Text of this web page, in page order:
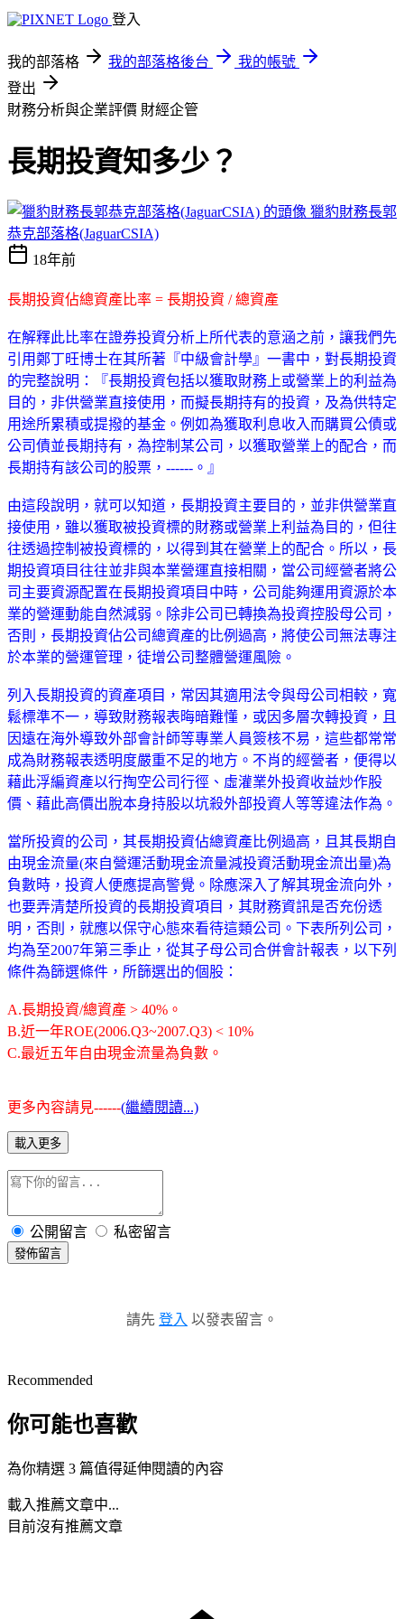
登入
我的部落格 我的部落格後台
我的帳號
登出
財務分析與企業評價 財經企管
長期投資知多少？
獵豹財務長郭
恭克部落格(JaguarCSIA)
18年前
長期投資佔總資產比率 = 長期投資 / 總資產
在解釋此比率在證券投資分析上所代表的意涵之前，讓我們先
引用鄭丁旺博士在其所著『中級會計學』一書中，對長期投資
的完整說明：『長期投資包括以獲取財務上或營業上的利益為
目的，非供營業直接使用，而擬長期持有的投資，及為供特定
用途所累積或提撥的基金。例如為獲取利息收入而購買公債或
公司債並長期持有，為控制某公司，以獲取營業上的配合，而
長期持有該公司的股票，------。』
由這段說明，就可以知道，長期投資主要目的，並非供營業直
接使用，雖以獲取被投資標的財務或營業上利益為目的，但往
往透過控制被投資標的，以得到其在營業上的配合。所以，長
期投資項目往往並非與本業營運直接相關，當公司經營者將公
司主要資源配置在長期投資項目中時，公司能夠運用資源於本
業的營運動能自然減弱。除非公司已轉換為投資控股母公司，
否則，長期投資佔公司總資產的比例過高，將使公司無法專注
於本業的營運管理，徒增公司整體營運風險。
列入長期投資的資產項目，常因其適用法令與母公司相較，寬
鬆標準不一，導致財務報表晦暗難懂，或因多層次轉投資，且
因遠在海外導致外部會計師等專業人員簽核不易，這些都常常
成為財務報表透明度嚴重不足的地方。不肖的經營者，便得以
藉此浮編資產以行掏空公司行徑、虛灌業外投資收益炒作股
價、藉此高價出脫本身持股以坑殺外部投資人等等違法作為。
當所投資的公司，其長期投資佔總資產比例過高，且其長期自
由現金流量(來自營運活動現金流量減投資活動現金流出量)為
負數時，投資人便應提高警覺。除應深入了解其現金流向外，
也要弄清楚所投資的長期投資項目，其財務資訊是否充份透
明，否則，就應以保守心態來看待這類公司。下表所列公司，
均為至2007年第三季止，從其子母公司合併會計報表，以下列
條件為篩選條件，所篩選出的個股：
A.長期投資/總資產 > 40%。
B.近一年ROE(2006.Q3~2007.Q3) < 10%
C.最近五年自由現金流量為負數。
更多內容請見------(繼續閱讀...)
載入更多
公開留言 私密留言
發佈留言
請先 登入 以發表留言。
Recommended
你可能也喜歡
為你精選 3 篇值得延伸閱讀的內容
載入推薦文章中...
目前沒有推薦文章